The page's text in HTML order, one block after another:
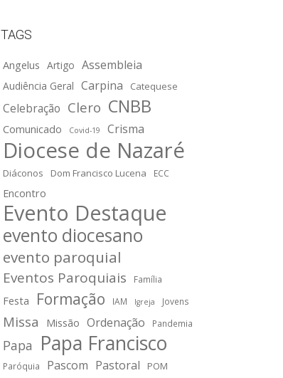
TAGS
Angelus Artigo Assembleia
Audiência Geral Carpina Catequese
Celebração Clero CNBB
Comunicado Covid-19 Crisma
Diocese de Nazaré
Diáconos Dom Francisco Lucena ECC
Encontro
Evento Destaque
evento diocesano
evento paroquial
Eventos Paroquiais Família
Festa Formação IAM Igreja Jovens
Missa Missão Ordenação Pandemia
Papa Papa Francisco
Paróquia Pascom Pastoral POM